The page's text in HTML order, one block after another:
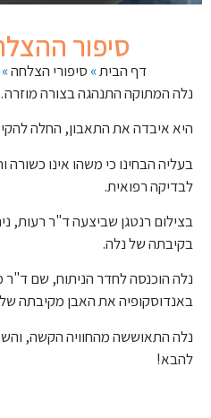
סיפור
דף הבית» סיפורי הצלחה»
נלה המתוקה התנהגה בצורה
היא איבדה את התאבון, החלה
בעליה הבחינו כי משהו אינו כשורה
לבדיקה רפואית.
בצילום רנטגן שביצעה ד"ר רעות,
בקיבתה של נלה.
נלה הוכנסה לחדר הניתוח, שם ד"ר
באנדוסקופיה את האבן מקיבתה
נלה התאוששה מהחוויה הקשה,
להבא!